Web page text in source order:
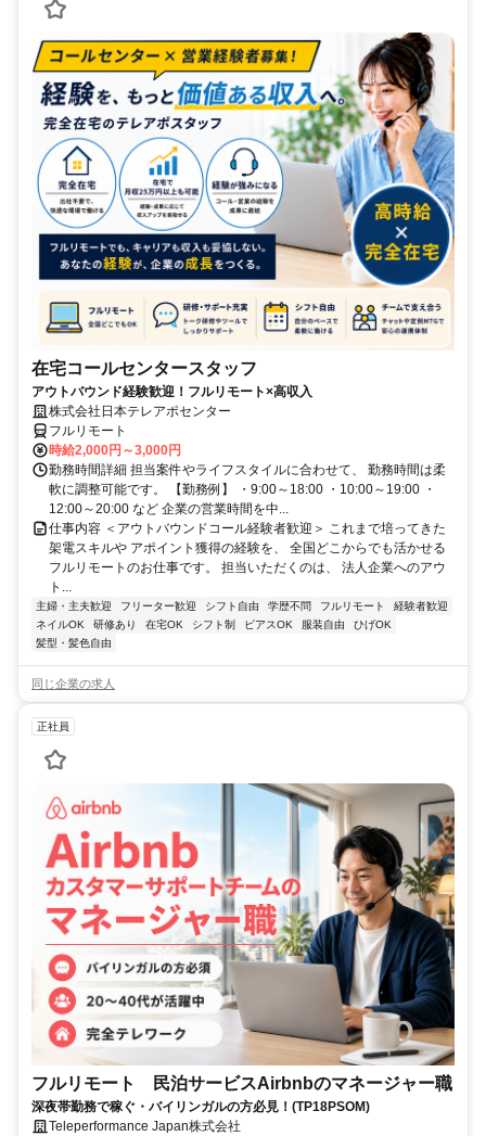
在宅コールセンタースタッフ
アウトバウンド経験歓迎！フルリモート×高収入
株式会社日本テレアポセンター
フルリモート
時給2,000円～3,000円
勤務時間詳細 担当案件やライフスタイルに合わせて、 勤務時間は柔
軟に調整可能です。 【勤務例】 ・9:00～18:00 ・10:00～19:00 ・
12:00～20:00 など 企業の営業時間を中...
仕事内容 ＜アウトバウンドコール経験者歓迎＞ これまで培ってきた
架電スキルや アポイント獲得の経験を、 全国どこからでも活かせる
フルリモートのお仕事です。 担当いただくのは、 法人企業へのアウ
ト...
主婦・主夫歓迎 フリーター歓迎 シフト自由 学歴不問 フルリモート
経験者歓迎
ネイルOK
研修あり 在宅OK シフト制 ピアスOK 服装自由
ひげOK
髪型・髪色自由
同じ企業の求人
正社員
フルリモート 民泊サービスAirbnbのマネージャー職
深夜帯勤務で稼ぐ・バイリンガルの方必見！(TP18PSOM)
Teleperformance Japan株式会社